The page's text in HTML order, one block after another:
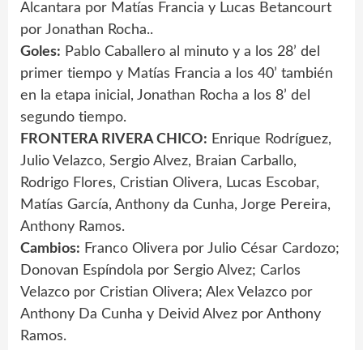
Alcantara por Matías Francia y Lucas Betancourt
por Jonathan Rocha..
Goles: Pablo Caballero al minuto y a los 28’ del
primer tiempo y Matías Francia a los 40’ también
en la etapa inicial, Jonathan Rocha a los 8’ del
segundo tiempo.
FRONTERA RIVERA CHICO: Enrique Rodríguez,
Julio Velazco, Sergio Alvez, Braian Carballo,
Rodrigo Flores, Cristian Olivera, Lucas Escobar,
Matías García, Anthony da Cunha, Jorge Pereira,
Anthony Ramos.
Cambios: Franco Olivera por Julio César Cardozo;
Donovan Espíndola por Sergio Alvez; Carlos
Velazco por Cristian Olivera; Alex Velazco por
Anthony Da Cunha y Deivid Alvez por Anthony
Ramos.